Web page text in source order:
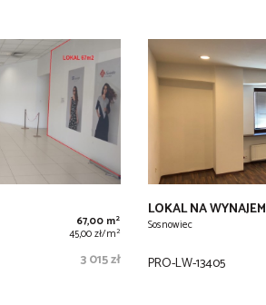
67,00 m2
45,00 zł/m2
3 015 zł
LOKAL NA WYNAJEM
Sosnowiec
PRO-LW-13405